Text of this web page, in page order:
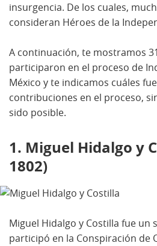
insurgencia. De los cuales,
consideran Héroes de la
A continuación, te mostramos
participaron en el proceso de
México y te indicamos cuáles
contribuciones en el proceso,
sido posible.
1. Miguel Hidalgo y
1802)
Miguel Hidalgo y Costilla fue un
participó en la Conspiración de